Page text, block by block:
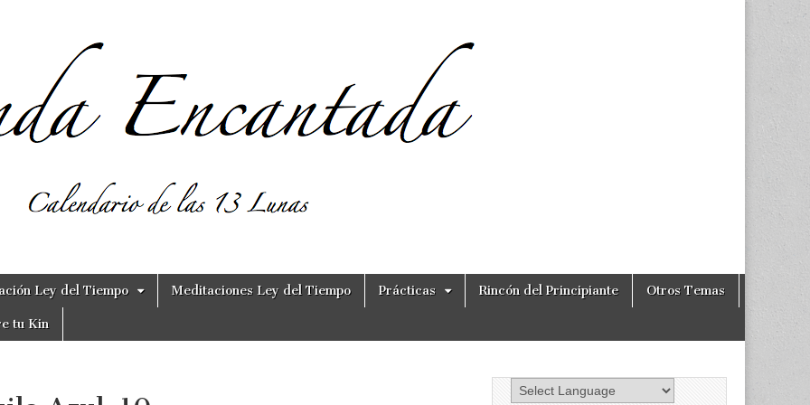
Ley del Tiempo Meditaciones Ley del Tiempo Prácticas Rincón del Principiante Otros Temas
tu Kin